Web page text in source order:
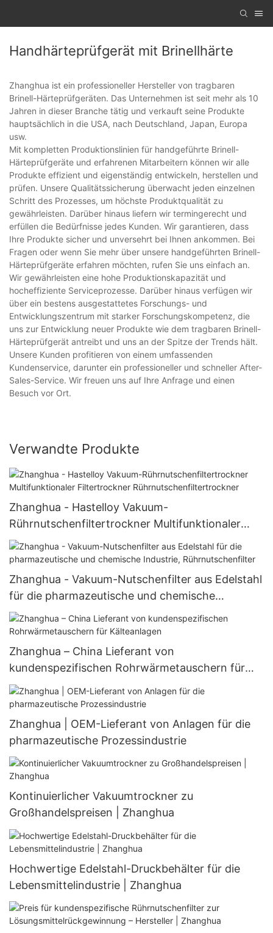
Handhärteprüfgerät mit Brinellhärte
Zhanghua ist ein professioneller Hersteller von tragbaren
Brinell-Härteprüfgeräten. Das Unternehmen ist seit mehr als 10
Jahren in dieser Branche tätig und verkauft seine Produkte
hauptsächlich in die USA, nach Deutschland, Japan, Europa
usw.
Mit kompletten Produktionslinien für handgeführte Brinell-
Härteprüfgeräte und erfahrenen Mitarbeitern können wir alle
Produkte effizient und eigenständig entwickeln, herstellen und
prüfen. Unsere Qualitätssicherung überwacht jeden einzelnen
Schritt des Prozesses, um höchste Produktqualität zu
gewährleisten. Darüber hinaus liefern wir termingerecht und
erfüllen die Bedürfnisse jedes Kunden. Wir garantieren, dass
Ihre Produkte sicher und unversehrt bei Ihnen ankommen. Bei
Fragen oder wenn Sie mehr über unsere handgeführten Brinell-
Härteprüfgeräte erfahren möchten, rufen Sie uns einfach an.
Wir gewährleisten eine hohe Produktionskapazität und
hocheffiziente Serviceprozesse. Darüber hinaus verfügen wir
über ein bestens ausgestattetes Forschungs- und
Entwicklungszentrum mit starker Forschungskompetenz, die
uns zur Entwicklung neuer Produkte wie dem tragbaren Brinell-
Härteprüfgerät antreibt und uns an der Spitze der Trends hält.
Unsere Kunden profitieren von einem umfassenden
Kundenservice, darunter ein professioneller und schneller After-
Sales-Service. Wir freuen uns auf Ihre Anfrage und einen
Besuch vor Ort.
Verwandte Produkte
Zhanghua - Hastelloy Vakuum-
Rührnutschenfiltertrockner Multifunktionaler
Filtertrockner Rührnutschenfiltertrockner
Zhanghua - Vakuum-Nutschenfilter aus Edelstahl
für die pharmazeutische und chemische
Industrie, Rührnutschenfilter
Zhanghua – China Lieferant von
kundenspezifischen Rohrwärmetauschern für
Kälteanlagen
Zhanghua | OEM-Lieferant von Anlagen für die
pharmazeutische Prozessindustrie
Kontinuierlicher Vakuumtrockner zu
Großhandelspreisen | Zhanghua
Hochwertige Edelstahl-Druckbehälter für die
Lebensmittelindustrie | Zhanghua